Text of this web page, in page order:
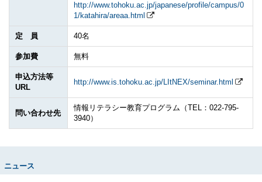
http://www.tohoku.ac.jp/japanese/profile/campus/0
1/katahira/areaa.html
定 員 40名
参加費 無料
申込方法等
URL
http://www.is.tohoku.ac.jp/LItNEX/seminar.html
問い合わせ先
情報リテラシー教育プログラム（TEL：022-795-
3940）
ニュース